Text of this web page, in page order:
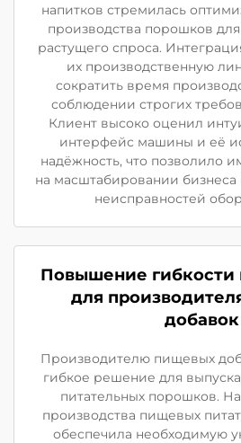
напитков стремилась
производства порошков
растущего спроса.
их производственную
сократить время
соблюдении строгих
Клиент высоко оценил
интерфейс машины и её
надёжность, что позволило
на масштабировании бизнеса
неисправностей
Повышение гибкости
для
добавок
Производителю пищевых
гибкое решение для
питательных порошков.
производства пищевых
обеспечила необходимую